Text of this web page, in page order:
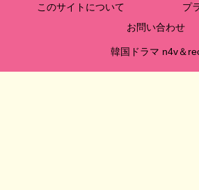
このサイトについて
プ
お問い合わせ
韓国ドラマ n4v＆